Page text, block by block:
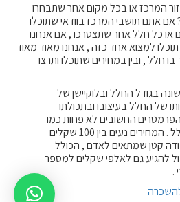
המרכז או בכל מקום אחר שתבחרו
אם אתם תושבי המרכז בוודאי שתוכלו
כל חלל אחר שתצטרכו , אם אנחנו
למצוא אחד כזה , אנחנו מאוד מאוד
חלל , ובין במחירים שתוכלו ותרצו
בגודל החלל ובלוקיישן של
של החלל בעיצובו ובתכולתו
החשובים לא פחות כמו
נעים בין 100 שקלים
להגיע גם לאלפי שקלים למספר
.